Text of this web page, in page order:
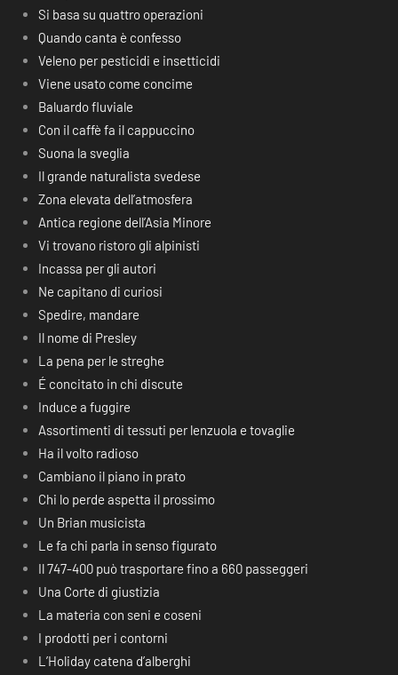
Si basa su quattro operazioni
Quando canta è confesso
Veleno per pesticidi e insetticidi
Viene usato come concime
Baluardo fluviale
Con il caffè fa il cappuccino
Suona la sveglia
Il grande naturalista svedese
Zona elevata dell’atmosfera
Antica regione dell’Asia Minore
Vi trovano ristoro gli alpinisti
Incassa per gli autori
Ne capitano di curiosi
Spedire, mandare
Il nome di Presley
La pena per le streghe
É concitato in chi discute
Induce a fuggire
Assortimenti di tessuti per lenzuola e tovaglie
Ha il volto radioso
Cambiano il piano in prato
Chi lo perde aspetta il prossimo
Un Brian musicista
Le fa chi parla in senso figurato
Il 747-400 può trasportare fino a 660 passeggeri
Una Corte di giustizia
La materia con seni e coseni
I prodotti per i contorni
L’Holiday catena d’alberghi